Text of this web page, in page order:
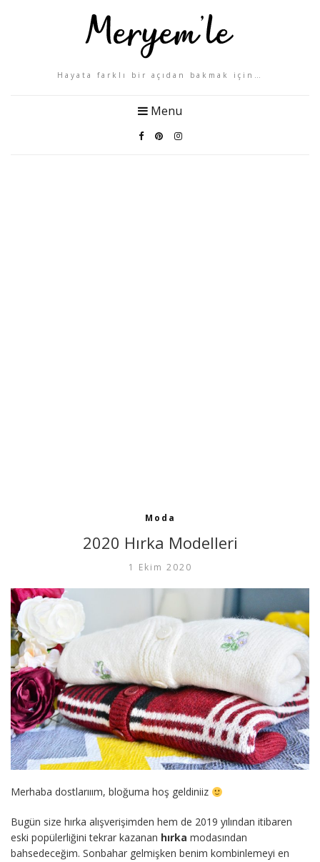
Hayata farklı bir açıdan bakmak için…
Menu
Moda
2020 Hırka Modelleri
1 Ekim 2020
Merhaba dostlarııım, bloğuma hoş geldiniiz
Bugün size hırka alışverişimden hem de 2019 yılından itibaren
eski popülerliğini tekrar kazanan hırka modasından
bahsedeceğim. Sonbahar gelmişken benim kombinlemeyi en